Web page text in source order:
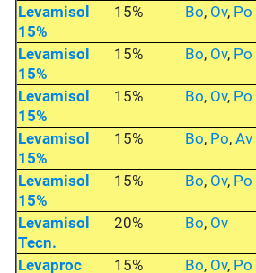
Levamisol
15%
15% Bo, Ov, Po
Levamisol
15%
15% Bo, Ov, Po
Levamisol
15%
15% Bo, Ov, Po
Levamisol
15%
15% Bo, Po,Av
Levamisol
15%
15% Bo, Ov, Po
Levamisol
Tecn.
20% Bo, Ov
Levaproc 15% Bo, Ov, Po